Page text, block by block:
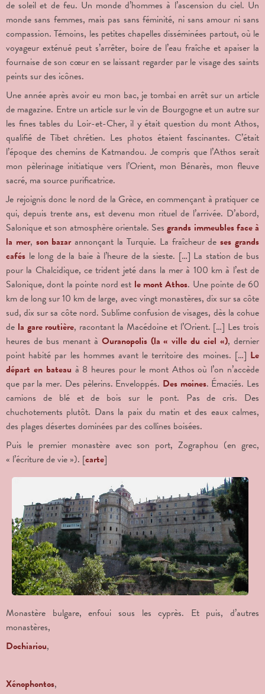
de soleil et de feu. Un monde d’hommes à l’ascension du ciel. Un
monde sans femmes, mais pas sans féminité, ni sans amour ni sans
compassion. Témoins, les petites chapelles disséminées partout, où le
voyageur exténué peut s’arrêter, boire de l’eau fraîche et apaiser la
fournaise de son cœur en se laissant regarder par le visage des saints
peints sur des icônes.
Une année après avoir eu mon bac, je tombai en arrêt sur un article
de magazine. Entre un article sur le vin de Bourgogne et un autre sur
les fines tables du Loir-et-Cher, il y était question du mont Athos,
qualifié de Tibet chrétien. Les photos étaient fascinantes. C’était
l’époque des chemins de Katmandou. Je compris que l’Athos serait
mon pèlerinage initiatique vers l’Orient, mon Bénarès, mon fleuve
sacré, ma source purificatrice.
Je rejoignis donc le nord de la Grèce, en commençant à pratiquer ce
qui, depuis trente ans, est devenu mon rituel de l’arrivée. D’abord,
Salonique et son atmosphère orientale. Sesgrands immeubles face à
la mer, son bazarannonçant la Turquie. La fraîcheur deses grands
cafés le long de la baie à l’heure de la sieste. […] La station de bus
pour la Chalcidique, ce trident jeté dans la mer à 100 km à l’est de
Salonique, dont la pointe nord est le mont Athos. Une pointe de 60
km de long sur 10 km de large, avec vingt monastères, dix sur sa côte
sud, dix sur sa côte nord. Sublime confusion de visages, dès la cohue
de la gare routière, racontant la Macédoine et l’Orient. […] Les trois
heures de bus menant à Ouranopolis (la « ville du ciel «), dernier
point habité par les hommes avant le territoire des moines. […] Le
départ en bateau à 8 heures pour le mont Athos où l’on n’accède
que par la mer. Des pèlerins. Enveloppés. Des moines. Émaciés. Les
camions de blé et de bois sur le pont. Pas de cris. Des
chuchotements plutôt. Dans la paix du matin et des eaux calmes,
des plages désertes dominées par des collines boisées.
Puis le premier monastère avec son port, Zographou (en grec,
« l’écriture de vie »). [carte]
Monastère bulgare, enfoui sous les cyprès. Et puis, d’autres
monastères,
Dochiariou,
Xénophontos,